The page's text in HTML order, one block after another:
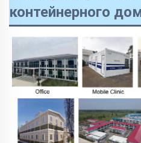
контейнерного